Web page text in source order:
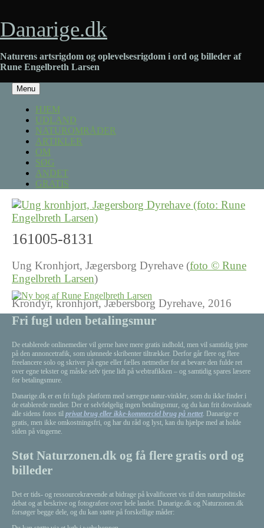
content
Danarige.dk
Naturens artsrigdom og oplevelsesrigdom i ord og billeder af
Rune Engelbreth Larsen
Menu
content
HJEM
UDLAND
NATUROMRÅDER
ARTIKLER
OM
SØG
ANDET
GRATIS
161005-8131
Ung Kronhjort, Jægersborg Dyrehave (foto © Rune
Engelbreth Larsen)
Krondyr, kronhjort, Jæbersborg Dyrehave, 2016
Photo
Navigation
Fri fugl uden betalingsmur
De etablerede onlinemedier vil gerne have mere gratis indhold, men vil samtidig tjene
på den annoncetrafik, som ulønnede skribenter tiltrækker. Derfor går flere og flere
freelancere solo og skriver på egne eller fælles netmedier for at bevare den fulde ret
over egne tekster og måske selv tjene lidt på webtrafikken – og samtidig spares læsere
for betalingsmure.
Danarige.dk er en fri fugls platform med særegne natur-vinkler, som du ikke finder i
de etablerede medier. Der er selvfølgelig ingen betalingsmur, og du kan frit downloade
alle sidens fotos til privat brug eller ikke-kommerciel brug på nettet. Danarige er
gratis, men ikke omkostningsfri, og har du råd og lyst, kan du hjælpe med at holde
siden på vingerne.
Støt Naturzonen.dk og få flere gratis ord og
billeder
Det er tids- og ressourcekrævende at bidrage på kvalificeret vis til den naturpolitiske
debat og at beskrive og fotografere over hele landet. Danarige.dk og Naturzonen.dk
forsøger begge dele, og du kan støtte på forskellige måder: